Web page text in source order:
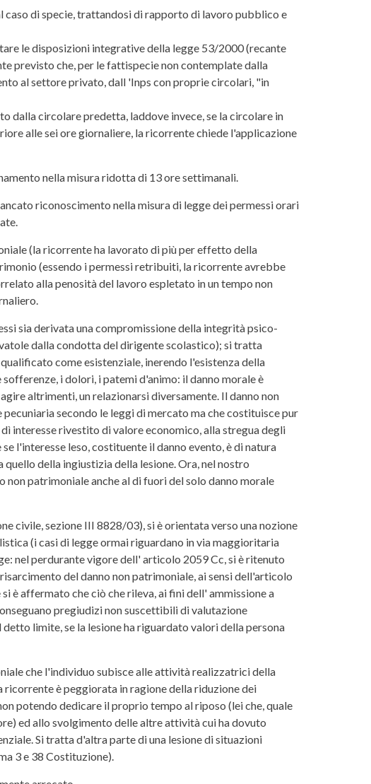
di specie, trattandosi di rapporto di lavoro pubblico e
le disposizioni integrative della legge 53/2000 (recante
previsto che, per le fattispecie non contemplate dalla
al settore privato, dall 'Inps con proprie circolari, "in
dalla circolare predetta, laddove invece, se la circolare in
alle sei ore giornaliere, la ricorrente chiede l'applicazione
nella misura ridotta di 13 ore settimanali.
riconoscimento nella misura di legge dei permessi orari
(la ricorrente ha lavorato di più per effetto della
(essendo i permessi retribuiti, la ricorrente avrebbe
alla penosità del lavoro espletato in un tempo non
sia derivata una compromissione della integrità psico-
dalla condotta del dirigente scolastico); si tratta
come esistenziale, inerendo l'esistenza della
i dolori, i patemi d'animo: il danno morale è
altrimenti, un relazionarsi diversamente. Il danno non
secondo le leggi di mercato ma che costituisce pur
interesse rivestito di valore economico, alla stregua degli
l'interesse leso, costituente il danno evento, è di natura
della ingiustizia della lesione. Ora, nel nostro
patrimoniale anche al di fuori del solo danno morale
civile, sezione III 8828/03), si è orientata verso una nozione
(i casi di legge ormai riguardano in via maggioritaria
nel perdurante vigore dell' articolo 2059 Cc, si è ritenuto
del danno non patrimoniale, ai sensi dell'articolo
è affermato che ciò che rileva, ai fini dell' ammissione a
pregiudizi non suscettibili di valutazione
limite, se la lesione ha riguardato valori della persona
che l'individuo subisce alle attività realizzatrici della
è peggiorata in ragione della riduzione dei
potendo dedicare il proprio tempo al riposo (lei che, quale
ed allo svolgimento delle altre attività cui ha dovuto
Si tratta d'altra parte di una lesione di situazioni
3 e 38 Costituzione).